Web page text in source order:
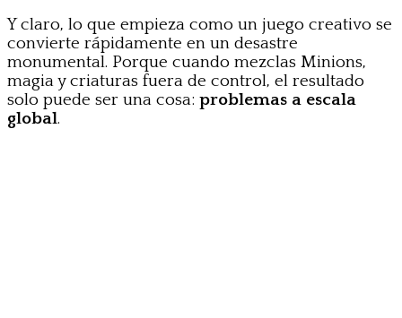
Y claro, lo que empieza como un juego creativo se
convierte rápidamente en un desastre
monumental. Porque cuando mezclas Minions,
magia y criaturas fuera de control, el resultado
solo puede ser una cosa: problemas a escala
global.